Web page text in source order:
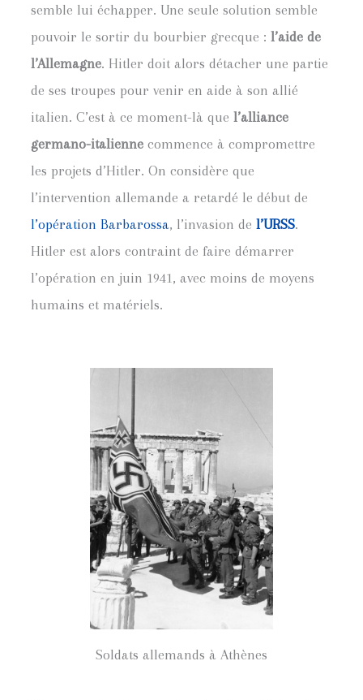
semble lui échapper. Une seule solution semble
pouvoir le sortir du bourbier grecque : l’aide de
l’Allemagne. Hitler doit alors détacher une partie
de ses troupes pour venir en aide à son allié
italien. C’est à ce moment-là quel’alliance
germano-italienne commence à compromettre
les projets d’Hitler. On considère que
l’intervention allemande a retardé le début de
l’opération Barbarossa, l’invasion del’URSS.
Hitler est alors contraint de faire démarrer
l’opération en juin 1941, avec moins de moyens
humains et matériels.
Soldats allemands à Athènes